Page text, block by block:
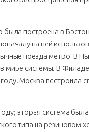
построена в
на ней
поезда метро. В
мире системы. В
Москва построила
вторая система
типа на резиновом